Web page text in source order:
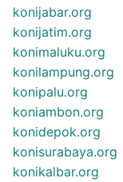
konijabar.org
konijatim.org
konimaluku.org
konilampung.org
konipalu.org
koniambon.org
konidepok.org
konisurabaya.org
konikalbar.org